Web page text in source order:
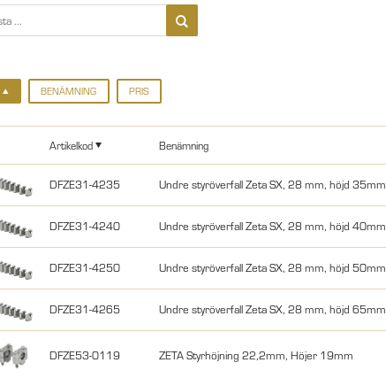
BENÄMNING PRIS
Artikelkod Benämning
DFZE31-4235 Undre styröverfall Zeta SX, 28 mm, höjd 35mm
DFZE31-4240 Undre styröverfall Zeta SX, 28 mm, höjd 40mm
DFZE31-4250 Undre styröverfall Zeta SX, 28 mm, höjd 50mm
DFZE31-4265 Undre styröverfall Zeta SX, 28 mm, höjd 65mm
DFZE53-0119 ZETA Styrhöjning 22,2mm, Höjer 19mm